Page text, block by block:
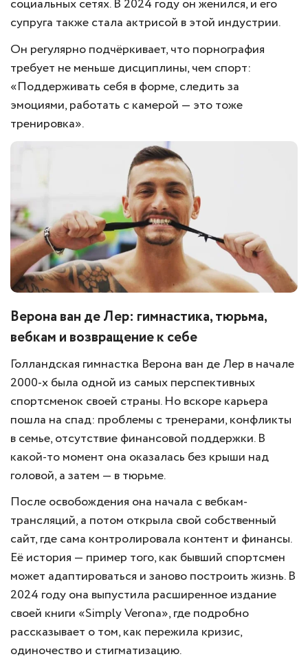
социальных сетях. В 2024 году он женился, и его
супруга также стала актрисой в этой индустрии.
Он регулярно подчёркивает, что порнография
требует не меньше дисциплины, чем спорт:
«Поддерживать себя в форме, следить за
эмоциями, работать с камерой — это тоже
тренировка».
Верона ван де Лер: гимнастика, тюрьма,
вебкам и возвращение к себе
Голландская гимнастка Верона ван де Лер в начале
2000-х была одной из самых перспективных
спортсменок своей страны. Но вскоре карьера
пошла на спад: проблемы с тренерами, конфликты
в семье, отсутствие финансовой поддержки. В
какой-то момент она оказалась без крыши над
головой, а затем — в тюрьме.
После освобождения она начала с вебкам-
трансляций, а потом открыла свой собственный
сайт, где сама контролировала контент и финансы.
Её история — пример того, как бывший спортсмен
может адаптироваться и заново построить жизнь. В
2024 году она выпустила расширенное издание
своей книги «Simply Verona», где подробно
рассказывает о том, как пережила кризис,
одиночество и стигматизацию.